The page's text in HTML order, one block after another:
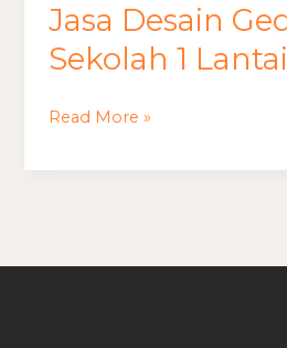
Jasa Desain
Sekolah 1 Lantai
Jasa
Desain
Gedung
Read More »